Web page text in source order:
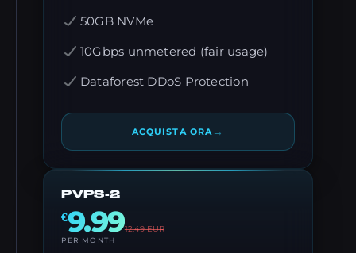
50GB NVMe
10Gbps unmetered (fair usage)
Dataforest DDoS Protection
ACQUISTA ORA →
PVPS-2
€9.9912.49EUR
PER MONTH